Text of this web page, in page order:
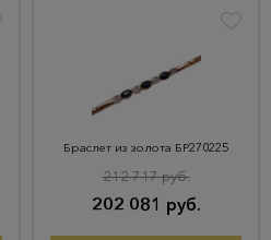
Браслет из золота БР270225
202 081 руб.
212 717 руб.